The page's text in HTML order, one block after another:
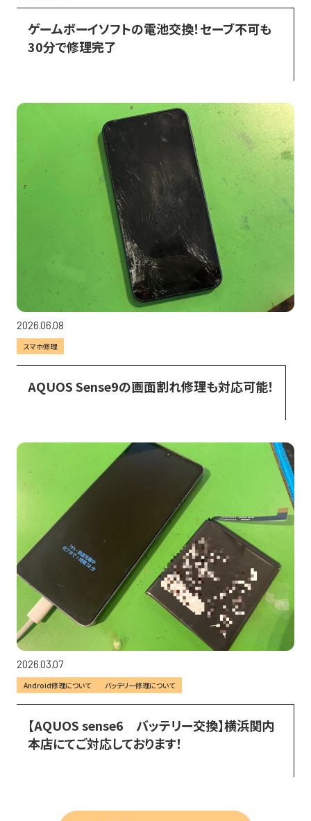
ゲームボーイソフトの電池交換！セーブ不可も
30分で修理完了
2026.06.08
スマホ修理
2026.03.07
Android修理について バッテリー修理について
【AQUOS sense6　バッテリー交換】横浜関内
本店にてご対応しております！